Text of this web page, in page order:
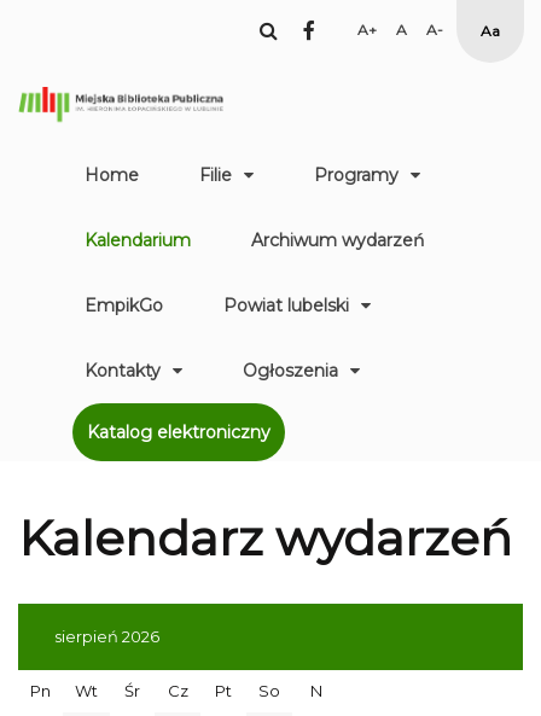
facebook
Set Set
Smaller
High
Home Filie Programy
Kalendarium Archiwum wydarzeń
EmpikGo Powiat lubelski
Kontakty Ogłoszenia
Katalog elektroniczny
Kalendarz wydarzeń
sierpień 2026
Pn Wt Śr Cz Pt So N